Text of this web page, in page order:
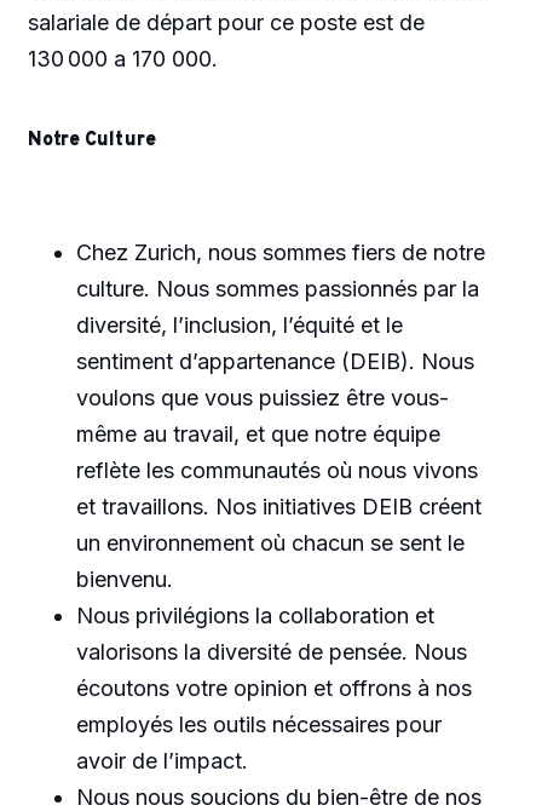
salariale de départ pour ce poste est de
130 000 a 170 000.
Notre Culture
Chez Zurich, nous sommes fiers de notre
culture. Nous sommes passionnés par la
diversité, l’inclusion, l’équité et le
sentiment d’appartenance (DEIB). Nous
voulons que vous puissiez être vous-
même au travail, et que notre équipe
reflète les communautés où nous vivons
et travaillons. Nos initiatives DEIB créent
un environnement où chacun se sent le
bienvenu.
Nous privilégions la collaboration et
valorisons la diversité de pensée. Nous
écoutons votre opinion et offrons à nos
employés les outils nécessaires pour
avoir de l’impact.
Nous nous soucions du bien-être de nos